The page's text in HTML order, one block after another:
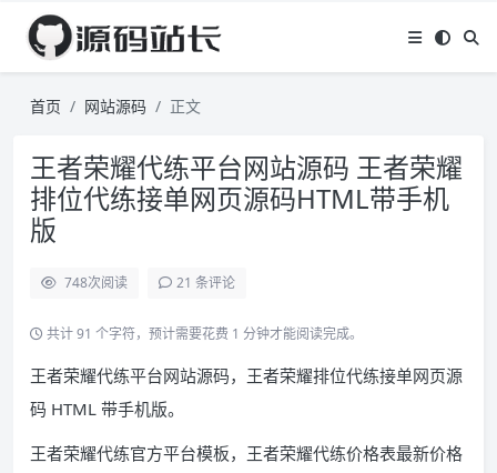
首页 网站源码 正文
王者荣耀代练平台网站源码 王者荣耀
排位代练接单网页源码HTML带手机
版
748次阅读 21 条评论
共计 91 个字符，预计需要花费 1 分钟才能阅读完成。
王者荣耀代练平台网站源码，王者荣耀排位代练接单网页源
码 HTML 带手机版。
王者荣耀代练官方平台模板，王者荣耀代练价格表最新价格